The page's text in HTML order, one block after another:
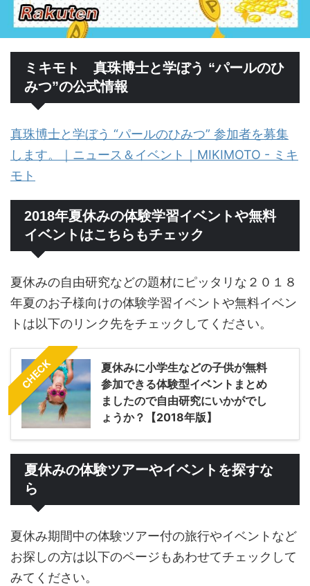
ミキモト 真珠博士と学ぼう “パールのひ
みつ”の公式情報
真珠博士と学ぼう “パールのひみつ” 参加者を募集
します。｜ニュース＆イベント｜MIKIMOTO - ミキ
モト
2018年夏休みの体験学習イベントや無料
イベントはこちらもチェック
夏休みの自由研究などの題材にピッタリな２０１８
年夏のお子様向けの体験学習イベントや無料イベン
トは以下のリンク先をチェックしてください。
CHECK
夏休みに小学生などの子供が無料
参加できる体験型イベントまとめ
ましたので自由研究にいかがでし
ょうか？【2018年版】
夏休みの体験ツアーやイベントを探すな
ら
夏休み期間中の体験ツアー付の旅行やイベントなど
お探しの方は以下のページもあわせてチェックして
みてください。